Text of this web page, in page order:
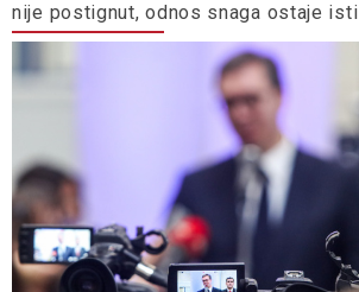
nije postignut, odnos snaga ostaje isti